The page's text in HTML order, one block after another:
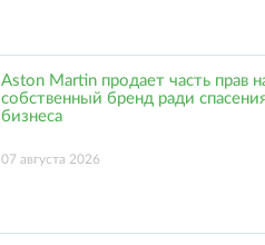
Aston Martin продает часть прав
собственный бренд ради
бизнеса
07 августа 2026